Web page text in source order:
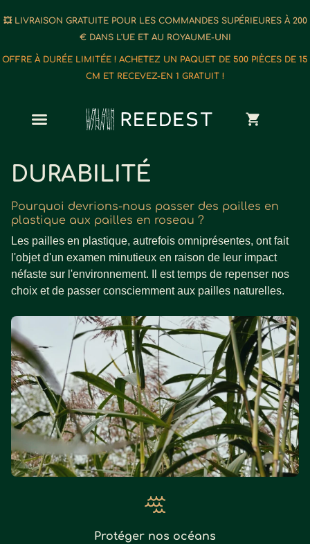
💥 LIVRAISON GRATUITE POUR LES COMMANDES SUPÉRIEURES À 200
€ DANS L'UE ET AU ROYAUME-UNI
OFFRE À DURÉE LIMITÉE ! ACHETEZ UN PAQUET DE 500 PIÈCES DE 15
CM ET RECEVEZ-EN 1 GRATUIT !
DURABILITÉ
Pourquoi devrions-nous passer des pailles en
plastique aux pailles en roseau ?
Les pailles en plastique, autrefois omniprésentes, ont fait
l'objet d'un examen minutieux en raison de leur impact
néfaste sur l'environnement. Il est temps de repenser nos
choix et de passer consciemment aux pailles naturelles.
Protéger nos océans